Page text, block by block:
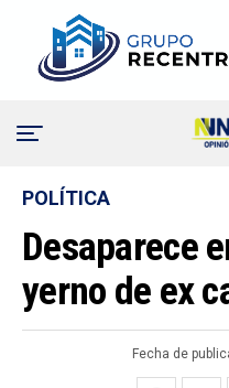
POLÍTICA
Desaparece
yerno de ex
Fecha de